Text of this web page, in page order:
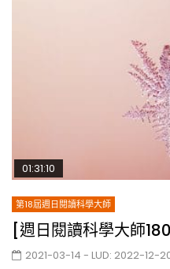
01:31:10
第18屆週日閱讀科學大師
[週日閱讀科學大師
2021-03-14 - LUD: 2022-12-